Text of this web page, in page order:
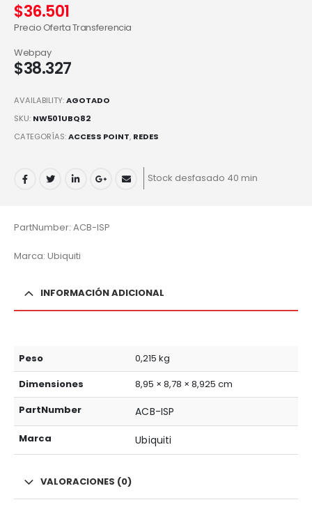
$36.501
Precio Oferta Transferencia
$38.327
Webpay
AVAILABILITY:AGOTADO
SKU: NW501UBQ82
CATEGORÍAS:ACCESS POINT, REDES
Stock desfasado 40 min
PartNumber: ACB-ISP
Marca: Ubiquiti
INFORMACIÓN ADICIONAL
Peso
0,215 kg
Dimensiones
8,95 × 8,78 × 8,925 cm
PartNumber
ACB-ISP
Marca Ubiquiti
VALORACIONES (0)